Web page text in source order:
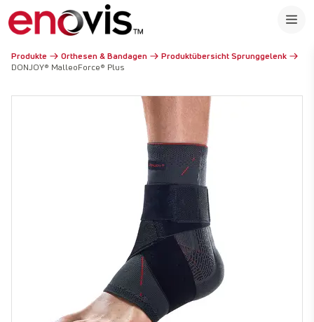
Produkte Orthesen & Bandagen
Produktübersicht Sprunggelenk
DONJOY® MalleoForce® Plus